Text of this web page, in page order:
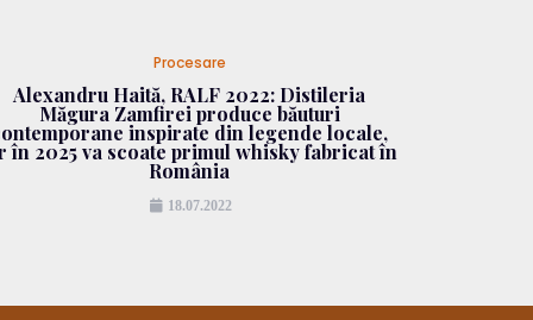
Procesare
Alexandru Haită, RALF 2022: Distileria
Măgura Zamfirei produce băuturi
inspirate din legende locale,
în 2025 va scoate primul whisky fabricat în
România
18.07.2022